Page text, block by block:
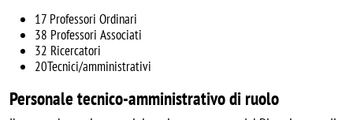
17 Professori Ordinari
38 Professori Associati
32 Ricercatori
20Tecnici/amministrativi
Personale tecnico-amministrativo di ruolo